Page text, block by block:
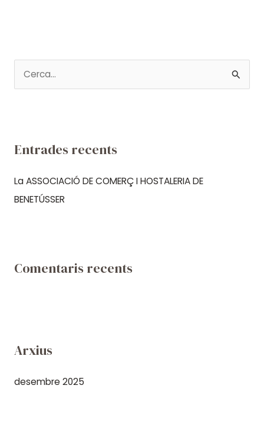
e
Entrades recents
La ASSOCIACIÓ DE COMERÇ I HOSTALERIA DE
BENETÚSSER
Comentaris recents
Arxius
desembre 2025